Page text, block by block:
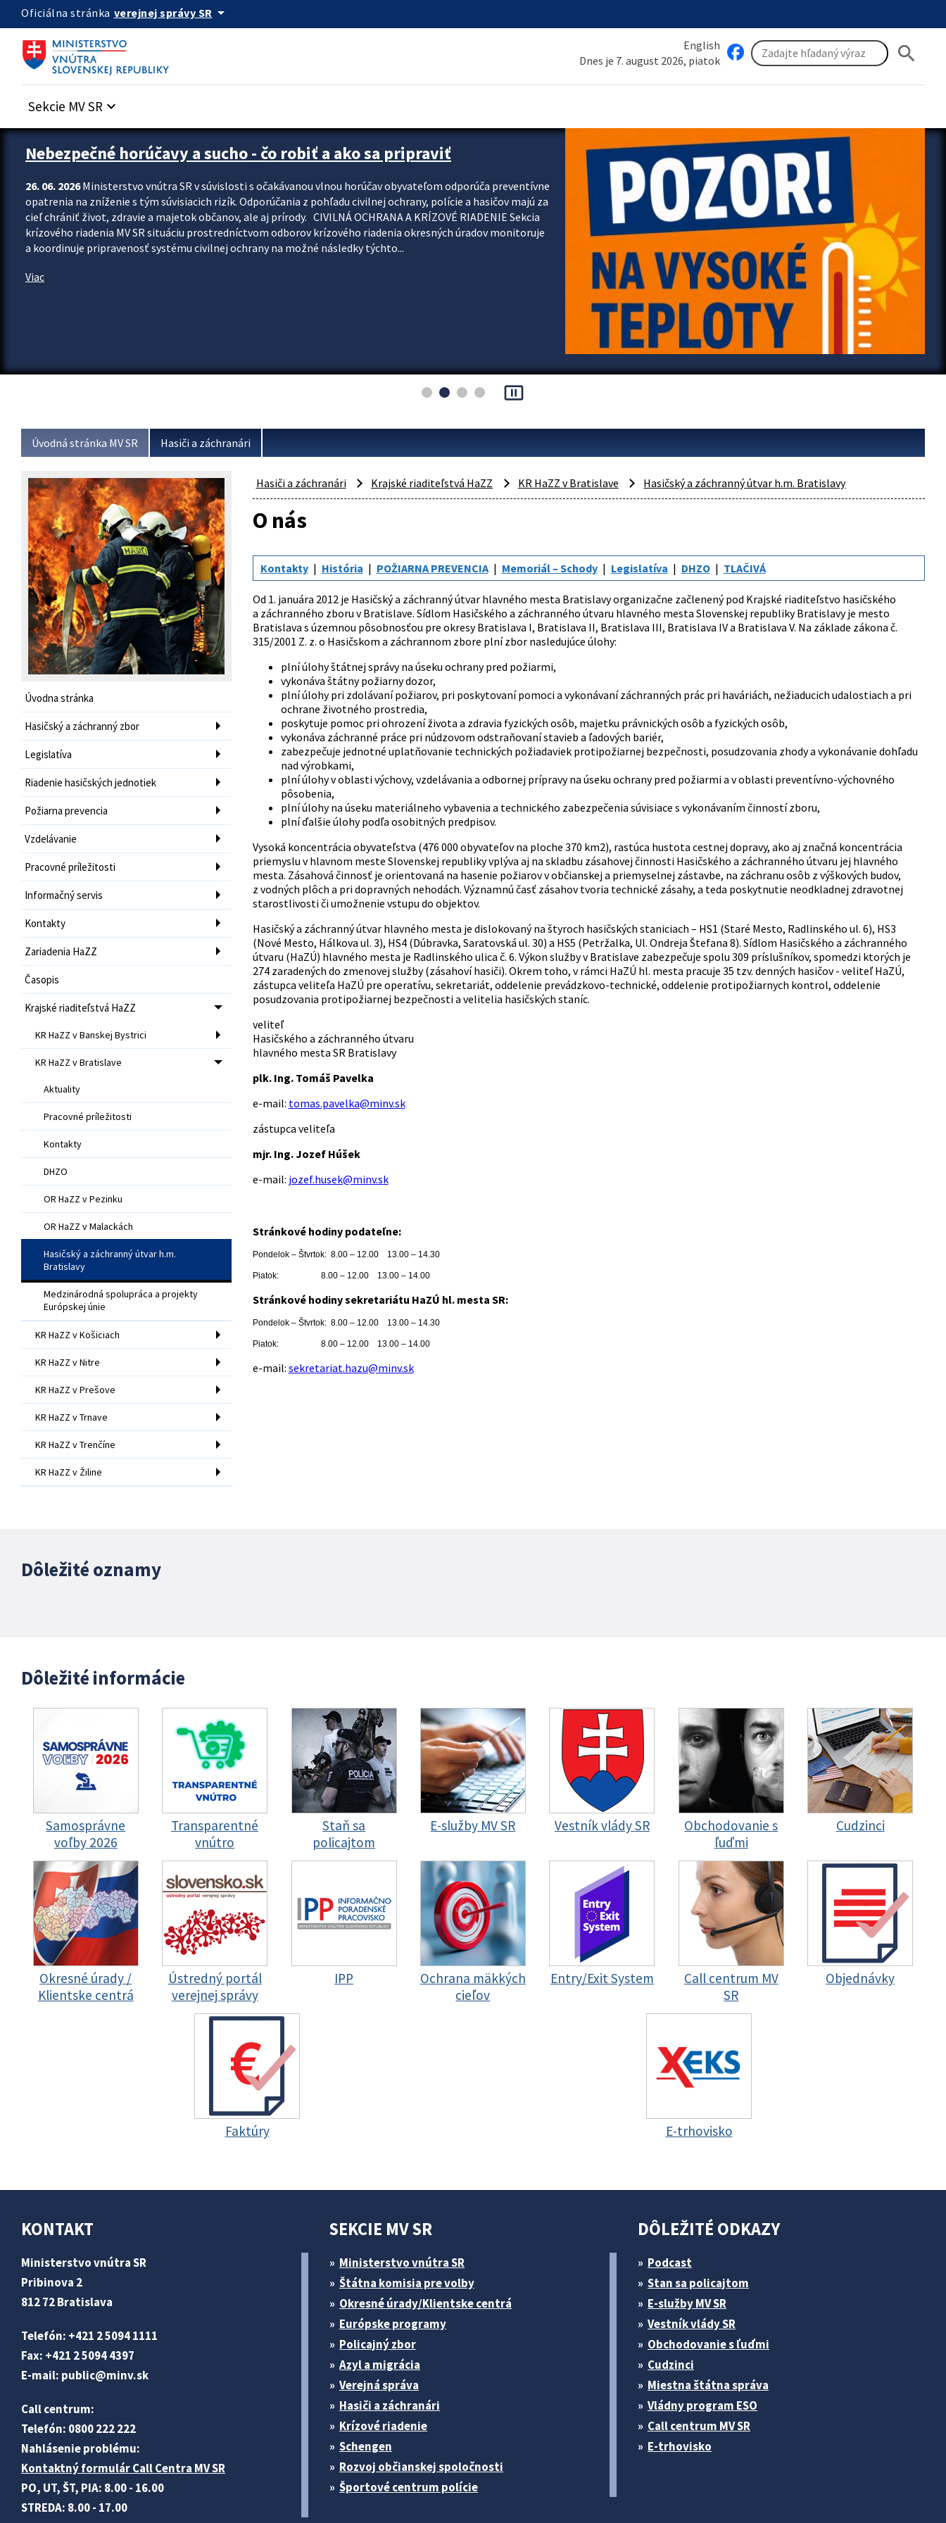
Preskocit na hlavný obsah
Oficiálna stránka verejnej správy SR arrow_drop_down
English
Dnes je 7. august 2026, piatok
search
Sekcie MV SR keyboard_arrow_down
Zastavit automatický posun upútavok
Nebezpečné horúčavy a sucho - čo robiť a ako sa pripraviť
26. 06. 2026Ministerstvo vnútra SR v súvislosti s očakávanou vlnou horúčav obyvateľom odporúča preventívne
opatrenia na zníženie s tým súvisiacich rizík. Odporúčania z pohľadu civilnej ochrany, polície a hasičov majú za
cieľ chrániť život, zdravie a majetok občanov, ale aj prírody. CIVILNÁ OCHRANA A KRÍZOVÉ RIADENIE Sekcia
krízového riadenia MV SR situáciu prostredníctvom odborov krízového riadenia okresných úradov monitoruje
a koordinuje pripravenosť systému civilnej ochrany na možné následky týchto...
Viac
pause_presentation
Úvodná stránka MV SR Hasiči a záchranári
Úvodna stránka
Hasičský a záchranný zbor
Legislatíva
Riadenie hasičských jednotiek
Požiarna prevencia
Vzdelávanie
Pracovné príležitosti
Informačný servis
Kontakty
Zariadenia HaZZ
Časopis
Krajské riaditeľstvá HaZZ
KR HaZZ v Banskej Bystrici
KR HaZZ v Bratislave
Aktuality
Pracovné príležitosti
Kontakty
DHZO
OR HaZZ v Pezinku
OR HaZZ v Malackách
Hasičský a záchranný útvar h.m.
Bratislavy
Medzinárodná spolupráca a projekty
Európskej únie
KR HaZZ v Košiciach
KR HaZZ v Nitre
KR HaZZ v Prešove
KR HaZZ v Trnave
KR HaZZ v Trenčíne
KR HaZZ v Žiline
Hasiči a záchranári Krajské riaditeľstvá HaZZ KR HaZZ v Bratislave Hasičský a záchranný útvar h.m. Bratislavy
O nás
Kontakty História POŽIARNA PREVENCIA Memoriál – Schody Legislatíva DHZO TLAČIVÁ
Od 1. januára 2012 je Hasičský a záchranný útvar hlavného mesta Bratislavy organizačne začlenený pod Krajské riaditeľstvo hasičského
a záchranného zboru v Bratislave. Sídlom Hasičského a záchranného útvaru hlavného mesta Slovenskej republiky Bratislavy je mesto
Bratislava s územnou pôsobnosťou pre okresy Bratislava I, Bratislava II, Bratislava III, Bratislava IV a Bratislava V. Na základe zákona č.
315/2001 Z. z. o Hasičskom a záchrannom zbore plní zbor nasledujúce úlohy:
plní úlohy štátnej správy na úseku ochrany pred požiarmi,
vykonáva štátny požiarny dozor,
plní úlohy pri zdolávaní požiarov, pri poskytovaní pomoci a vykonávaní záchranných prác pri haváriách, nežiaducich udalostiach a pri
ochrane životného prostredia,
poskytuje pomoc pri ohrození života a zdravia fyzických osôb, majetku právnických osôb a fyzických osôb,
vykonáva záchranné práce pri núdzovom odstraňovaní stavieb a ľadových bariér,
zabezpečuje jednotné uplatňovanie technických požiadaviek protipožiarnej bezpečnosti, posudzovania zhody a vykonávanie dohľadu
nad výrobkami,
plní úlohy v oblasti výchovy, vzdelávania a odbornej prípravy na úseku ochrany pred požiarmi a v oblasti preventívno-výchovného
pôsobenia,
plní úlohy na úseku materiálneho vybavenia a technického zabezpečenia súvisiace s vykonávaním činností zboru,
plní ďalšie úlohy podľa osobitných predpisov.
Vysoká koncentrácia obyvateľstva (476 000 obyvateľov na ploche 370 km2), rastúca hustota cestnej dopravy, ako aj značná koncentrácia
priemyslu v hlavnom meste Slovenskej republiky vplýva aj na skladbu zásahovej činnosti Hasičského a záchranného útvaru jej hlavného
mesta. Zásahová činnosť je orientovaná na hasenie požiarov v občianskej a priemyselnej zástavbe, na záchranu osôb z výškových budov,
z vodných plôch a pri dopravných nehodách. Významnú časť zásahov tvoria technické zásahy, a teda poskytnutie neodkladnej zdravotnej
starostlivosti či umožnenie vstupu do objektov.
Hasičský a záchranný útvar hlavného mesta je dislokovaný na štyroch hasičských staniciach – HS1 (Staré Mesto, Radlinského ul. 6), HS3
(Nové Mesto, Hálkova ul. 3), HS4 (Dúbravka, Saratovská ul. 30) a HS5 (Petržalka, Ul. Ondreja Štefana 8). Sídlom Hasičského a záchranného
útvaru (HaZÚ) hlavného mesta je Radlinského ulica č. 6. Výkon služby v Bratislave zabezpečuje spolu 309 príslušníkov, spomedzi ktorých je
274 zaradených do zmenovej služby (zásahoví hasiči). Okrem toho, v rámci HaZÚ hl. mesta pracuje 35 tzv. denných hasičov - veliteľ HaZÚ,
zástupca veliteľa HaZÚ pre operatívu, sekretariát, oddelenie prevádzkovo-technické, oddelenie protipožiarnych kontrol, oddelenie
posudzovania protipožiarnej bezpečnosti a velitelia hasičských staníc.
veliteľ
Hasičského a záchranného útvaru
hlavného mesta SR Bratislavy
plk. Ing. Tomáš Pavelka
e-mail: tomas.pavelka@minv.sk
zástupca veliteľa
mjr. Ing. Jozef Húšek
e-mail: jozef.husek@minv.sk
Stránkové hodiny podateľne:
Pondelok – Štvrtok: 8.00 – 12.00 13.00 – 14.30
Piatok: 8.00 – 12.00 13.00 – 14.00
Stránkové hodiny sekretariátu HaZÚ hl. mesta SR:
Pondelok – Štvrtok: 8.00 – 12.00 13.00 – 14.30
Piatok: 8.00 – 12.00 13.00 – 14.00
e-mail: sekretariat.hazu@minv.sk
Dôležité oznamy
Dôležité informácie
Samosprávne
voľby 2026
Transparentné
vnútro
Staň sa
policajtom
E-služby MV SR Vestník vlády SR
Obchodovanie s
ľuďmi
Cudzinci
Okresné úrady /
Klientske centrá
Ústredný portál
verejnej správy
IPP
Ochrana mäkkých
cieľov
Entry/Exit System
Call centrum MV
SR
Objednávky
Faktúry E-trhovisko
KONTAKT
Ministerstvo vnútra SR
Pribinova 2
812 72 Bratislava
Telefón: +421 2 5094 1111
Fax: +421 2 5094 4397
E-mail: public@minv.sk
Call centrum:
Telefón: 0800 222 222
Nahlásenie problému:
Kontaktný formulár Call Centra MV SR
PO, UT, ŠT, PIA: 8.00 - 16.00
STREDA: 8.00 - 17.00
SEKCIE MV SR
Ministerstvo vnútra SR
Štátna komisia pre volby
Okresné úrady/Klientske centrá
Európske programy
Policajný zbor
Azyl a migrácia
Verejná správa
Hasiči a záchranári
Krízové riadenie
Schengen
Rozvoj občianskej spoločnosti
Športové centrum polície
DÔLEŽITÉ ODKAZY
Podcast
Stan sa policajtom
E-služby MV SR
Vestník vlády SR
Obchodovanie s ľuďmi
Cudzinci
Miestna štátna správa
Vládny program ESO
Call centrum MV SR
E-trhovisko